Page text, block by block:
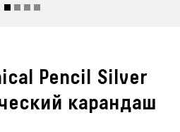
Pencil Silver
карандаш